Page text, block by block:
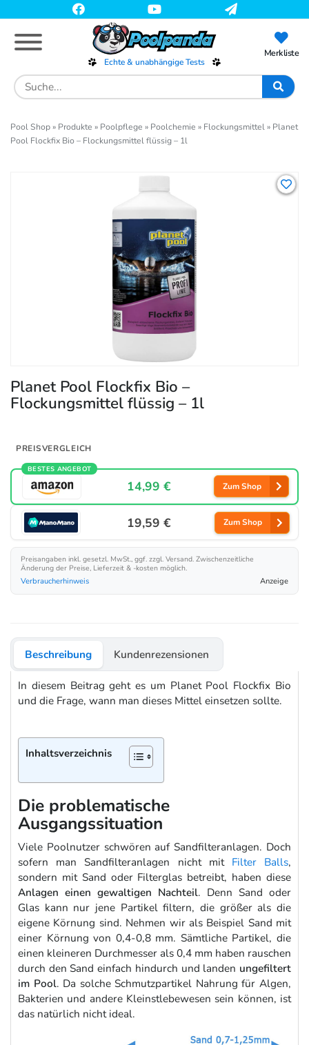
to
main
content
Echte & unabhängige Tests
Search
for:
Merkliste
Pool Shop» Produkte » Poolpflege » Poolchemie » Flockungsmittel» Planet
Pool Flockfix Bio – Flockungsmittel flüssig – 1l
Planet Pool Flockfix Bio –
Flockungsmittel flüssig – 1l
PREISVERGLEICH
BESTES ANGEBOT
14,99 € Zum Shop
19,59 € Zum Shop
Preisangaben inkl. gesetzl. MwSt., ggf. zzgl. Versand. Zwischenzeitliche
Änderung der Preise, Lieferzeit & -kosten möglich.
Verbraucherhinweis
Anzeige
Beschreibung Kundenrezensionen
In diesem Beitrag geht es um Planet Pool Flockfix Bio
und die Frage, wann man dieses Mittel einsetzen sollte.
Inhaltsverzeichnis
Die problematische
Ausgangssituation
Viele Poolnutzer schwören auf Sandfilteranlagen. Doch
sofern man Sandfilteranlagen nicht mit Filter Balls,
sondern mit Sand oder Filterglas betreibt, haben diese
Anlagen einen gewaltigen Nachteil. Denn Sand oder
Glas kann nur jene Partikel filtern, die größer als die
eigene Körnung sind. Nehmen wir als Beispiel Sand mit
einer Körnung von 0,4-0,8 mm. Sämtliche Partikel, die
einen kleineren Durchmesser als 0,4 mm haben rauschen
durch den Sand einfach hindurch und landen ungefiltert
im Pool. Da solche Schmutzpartikel Nahrung für Algen,
Bakterien und andere Kleinstlebewesen sein können, ist
das natürlich nicht ideal.